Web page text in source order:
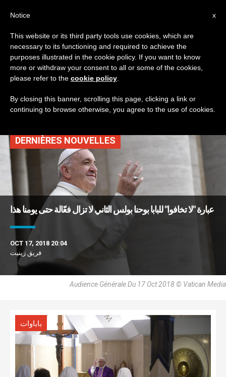
TAG
Posts Tagged ‘اتباع
المسيح’
DERNIÈRES NOUVELLES
عبارة "لا تخافوا" للبابا بوحنا بولس الثاني لا تزال فعّالة حتى يومنا هذا
OCT 17, 2018 20:04
فريق زينيت
Audience Générale Du 17 Oct 2018 © Vatican Media
باباوات
x
Notice
This website or its third party tools use cookies, which are
necessary to its functioning and required to achieve the
purposes illustrated in the cookie policy. If you want to know
more or withdraw your consent to all or some of the cookies,
please refer to the cookie policy
By closing this banner, scrolling this page, clicking a link or
continuing to browse otherwise, you agree to the use of cookies.